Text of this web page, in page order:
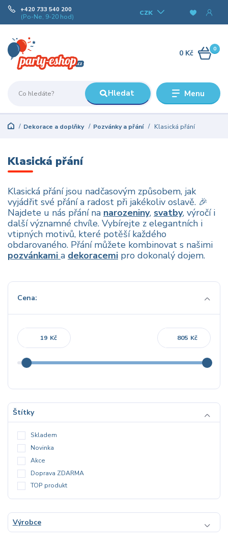
Menu
CZK
Hledat
+420 733 540 200
(Po-Ne, 9-20 hod)
0
0 Kč
Dekorace a doplňky Pozvánky a přání Klasická přání
Klasická přání
Klasická přání jsou nadčasovým způsobem, jak
vyjádřit své přání a radost při jakékoliv oslavě. 🎉
Najdete u nás přání na narozeniny, svatby, výročí i
další významné chvíle. Vybírejte z elegantních i
vtipných motivů, které potěší každého
obdarovaného. Přání můžete kombinovat s našimi
pozvánkami a dekoracemi pro dokonalý dojem.
Cena:
Kč Kč
Štítky
Skladem
Novinka
Akce
Doprava ZDARMA
TOP produkt
Výrobce